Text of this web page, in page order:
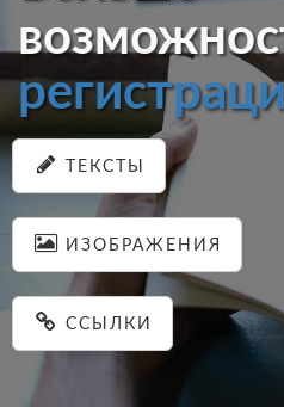
ТЕКСТЫ
ИЗОБРАЖЕНИЯ
ССЫЛКИ